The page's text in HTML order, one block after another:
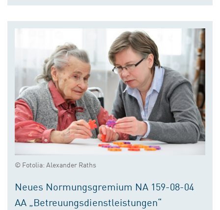
© Fotolia: Alexander Raths
Neues Normungsgremium NA 159-08-04
AA „Betreuungsdienstleistungen“